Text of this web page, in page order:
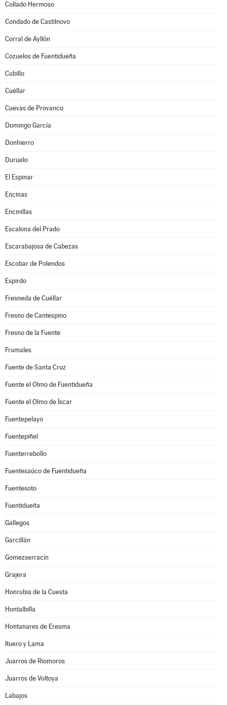
Collado Hermoso
Condado de Castilnovo
Corral de Ayllón
Cozuelos de Fuentidueña
Cubillo
Cuéllar
Cuevas de Provanco
Domingo García
Donhierro
Duruelo
El Espinar
Encinas
Encinillas
Escalona del Prado
Escarabajosa de Cabezas
Escobar de Polendos
Espirdo
Fresneda de Cuéllar
Fresno de Cantespino
Fresno de la Fuente
Frumales
Fuente de Santa Cruz
Fuente el Olmo de Fuentidueña
Fuente el Olmo de Íscar
Fuentepelayo
Fuentepiñel
Fuenterrebollo
Fuentesaúco de Fuentidueña
Fuentesoto
Fuentidueña
Gallegos
Garcillán
Gomezserracín
Grajera
Honrubia de la Cuesta
Hontalbilla
Hontanares de Eresma
Ituero y Lama
Juarros de Riomoros
Juarros de Voltoya
Labajos